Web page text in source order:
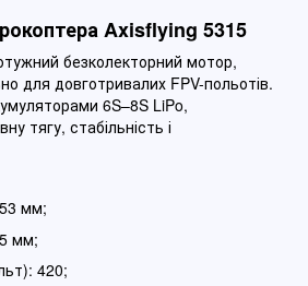
Axisflying 5315
безколекторний мотор,
для довготривалих FPV-польотів.
6S–8S LiPo,
тягу, стабільність і
мм;
мм;
420;